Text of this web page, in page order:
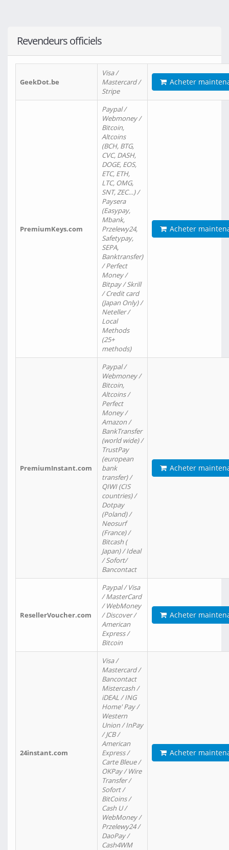
Revendeurs officiels
GeekDot.be
Visa /
Mastercard /
Stripe
Acheter
PremiumKeys.com
Paypal /
Webmoney /
Bitcoin,
Altcoins
(BCH, BTG,
CVC, DASH,
DOGE, EOS,
ETC, ETH,
LTC, OMG,
SNT, ZEC…) /
Paysera
(Easypay,
Mbank,
Przelewy24,
Safetypay,
SEPA,
Banktransfer)
/ Perfect
Money /
Bitpay / Skrill
/ Credit card
(Japan Only) /
Neteller /
Local
Methods
(25+
methods)
Acheter
PremiumInstant.com
Paypal /
Webmoney /
Bitcoin,
Altcoins /
Perfect
Money /
Amazon /
BankTransfer
(world wide) /
TrustPay
(european
bank
transfer) /
QIWI (CIS
countries) /
Dotpay
(Poland) /
Neosurf
(France) /
Bitcash (
Japan) / Ideal
/ Sofort/
Bancontact
Acheter
ResellerVoucher.com
Paypal / Visa
/ MasterCard
/ WebMoney
/ Discover /
American
Express /
Bitcoin
Acheter
24instant.com
Visa /
Mastercard /
Bancontact
Mistercash /
iDEAL / ING
Home' Pay /
Western
Union / InPay
/ JCB /
American
Express /
Carte Bleue /
OKPay / Wire
Transfer /
Sofort /
BitCoins /
Cash U /
WebMoney /
Przelewy24 /
DaoPay /
Cash4WM
Acheter